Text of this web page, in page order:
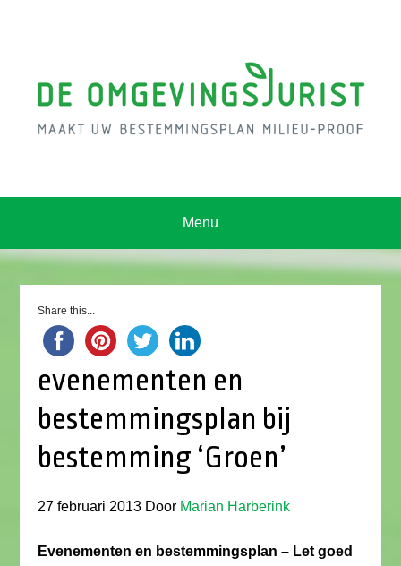
Menu
Share this...
evenementen en
bestemmingsplan bij
bestemming ‘Groen’
27 februari 2013 Door Marian Harberink
Evenementen en bestemmingsplan – Let goed